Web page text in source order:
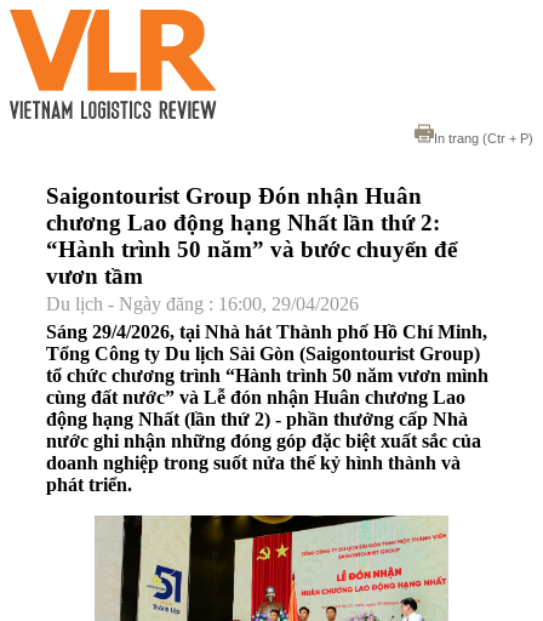
In trang (Ctr + P)
Saigontourist Group Đón nhận Huân
chương Lao động hạng Nhất lần thứ 2:
“Hành trình 50 năm” và bước chuyển để
vươn tầm
Du lịch - Ngày đăng : 16:00, 29/04/2026
Sáng 29/4/2026, tại Nhà hát Thành phố Hồ Chí Minh,
Tổng Công ty Du lịch Sài Gòn (Saigontourist Group)
tổ chức chương trình “Hành trình 50 năm vươn mình
cùng đất nước” và Lễ đón nhận Huân chương Lao
động hạng Nhất (lần thứ 2) - phần thưởng cấp Nhà
nước ghi nhận những đóng góp đặc biệt xuất sắc của
doanh nghiệp trong suốt nửa thế kỷ hình thành và
phát triển.